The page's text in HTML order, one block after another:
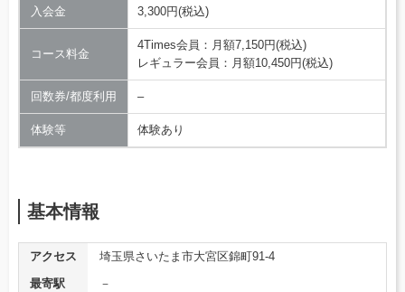
入会金 3,300円(税込)
コース料金
4Times会員：月額7,150円(税込)
レギュラー会員：月額10,450円(税込)
回数券/都度利用 –
体験等 体験あり
基本情報
アクセス
埼玉県さいたま市大宮区錦町91-4
最寄駅
－